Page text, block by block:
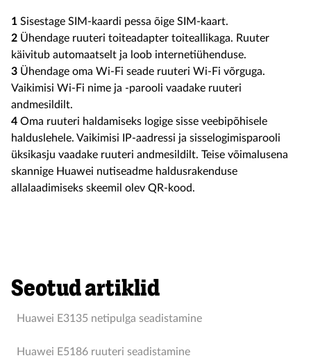
1 Sisestage SIM-kaardi pessa õige SIM-kaart.
2 Ühendage ruuteri toiteadapter toiteallikaga. Ruuter
käivitub automaatselt ja loob internetiühenduse.
3 Ühendage oma Wi-Fi seade ruuteri Wi-Fi võrguga.
Vaikimisi Wi-Fi nime ja -parooli vaadake ruuteri
andmesildilt.
4 Oma ruuteri haldamiseks logige sisse veebipõhisele
halduslehele. Vaikimisi IP-aadressi ja sisselogimisparooli
üksikasju vaadake ruuteri andmesildilt. Teise võimalusena
skannige Huawei nutiseadme haldusrakenduse
allalaadimiseks skeemil olev QR-kood.
Seotud artiklid
Huawei E3135 netipulga seadistamine
Huawei E5186 ruuteri seadistamine